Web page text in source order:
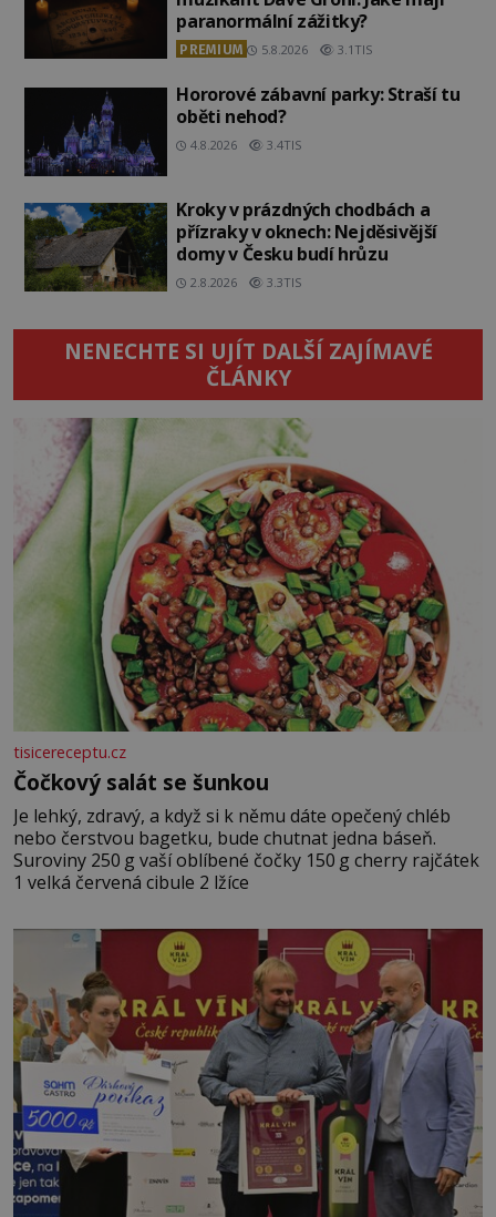
paranormální zážitky?
PREMIUM 5.8.2026 3.1TIS
Hororové zábavní parky: Straší tu
oběti nehod?
4.8.2026 3.4TIS
Kroky v prázdných chodbách a
přízraky v oknech: Nejděsivější
domy v Česku budí hrůzu
2.8.2026 3.3TIS
NENECHTE SI UJÍT DALŠÍ ZAJÍMAVÉ
ČLÁNKY
tisicereceptu.cz
Čočkový salát se šunkou
Je lehký, zdravý, a když si k němu dáte opečený chléb
nebo čerstvou bagetku, bude chutnat jedna báseň.
Suroviny 250 g vaší oblíbené čočky 150 g cherry rajčátek
1 velká červená cibule 2 lžíce